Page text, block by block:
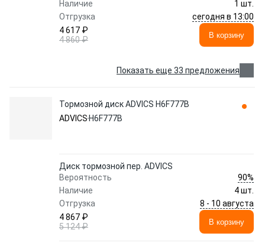
Наличие
1 шт.
Отгрузка
сегодня в 13:00
4 617 ₽
4 860 ₽
В корзину
Показать еще 33 предложения
Тормозной диск ADVICS H6F777B
ADVICS H6F777B
Диск тормозной пер. ADVICS
Вероятность
90%
Наличие
4 шт.
Отгрузка
8 - 10 августа
4 867 ₽
5 124 ₽
В корзину